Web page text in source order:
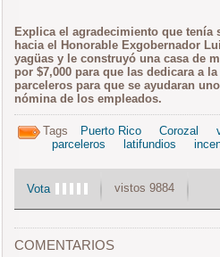
Explica el agradecimiento que
hacia el Honorable Exgobernador
yagüas y le construyó una casa de
por $7,000 para que las dedicara a
parceleros para que se ayudaran
nómina de los empleados.
Tags Puerto Rico Corozal
parceleros
latifundios
Vota vistos 9884
COMENTARIOS